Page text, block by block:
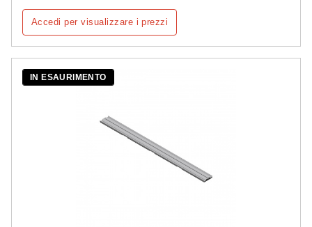
Accedi per visualizzare i prezzi
IN ESAURIMENTO